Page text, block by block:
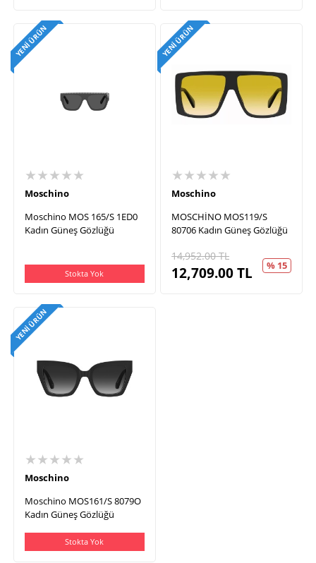
YENI ÜRÜN
★★★★★
Moschino
Moschino MOS 165/S 1ED0
Kadın Güneş Gözlüğü
Stokta Yok
YENI ÜRÜN
★★★★★
Moschino
MOSCHİNO MOS119/S
80706 Kadın Güneş Gözlüğü
14,952.00TL
12,709.00TL % 15
YENI ÜRÜN
★★★★★
Moschino
Moschino MOS161/S 8079O
Kadın Güneş Gözlüğü
Stokta Yok